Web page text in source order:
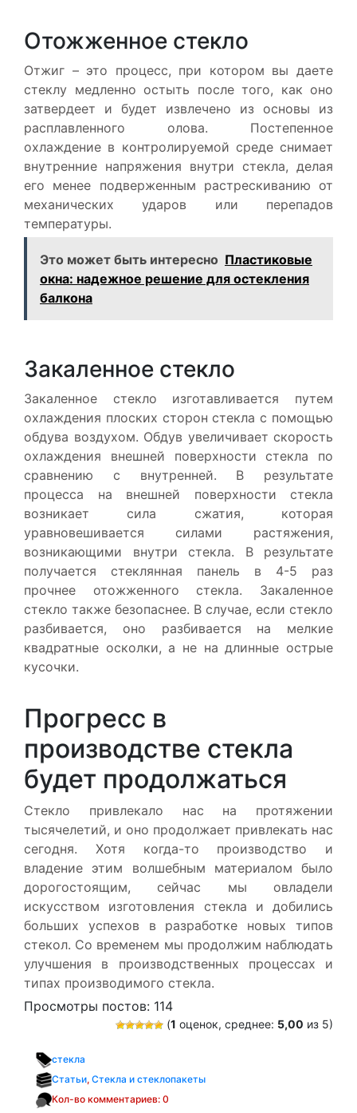
Отожженное стекло
Отжиг – это процесс, при котором вы даете
стеклу медленно остыть после того, как оно
затвердеет и будет извлечено из основы из
расплавленного олова. Постепенное
охлаждение в контролируемой среде снимает
внутренние напряжения внутри стекла, делая
его менее подверженным растрескиванию от
механических ударов или перепадов
температуры.
Это может быть интересно Пластиковые
окна: надежное решение для остекления
балкона
Закаленное стекло
Закаленное стекло изготавливается путем
охлаждения плоских сторон стекла с помощью
обдува воздухом. Обдув увеличивает скорость
охлаждения внешней поверхности стекла по
сравнению с внутренней. В результате
процесса на внешней поверхности стекла
возникает сила сжатия, которая
уравновешивается силами растяжения,
возникающими внутри стекла. В результате
получается стеклянная панель в 4-5 раз
прочнее отожженного стекла. Закаленное
стекло также безопаснее. В случае, если стекло
разбивается, оно разбивается на мелкие
квадратные осколки, а не на длинные острые
кусочки.
Прогресс в
производстве стекла
будет продолжаться
Стекло привлекало нас на протяжении
тысячелетий, и оно продолжает привлекать нас
сегодня. Хотя когда-то производство и
владение этим волшебным материалом было
дорогостоящим, сейчас мы овладели
искусством изготовления стекла и добились
больших успехов в разработке новых типов
стекол. Со временем мы продолжим наблюдать
улучшения в производственных процессах и
типах производимого стекла.
Просмотры постов: 114
(1 оценок, среднее: 5,00 из 5)
стекла
Статьи, Стекла и стеклопакеты
Кол-во комментариев: 0